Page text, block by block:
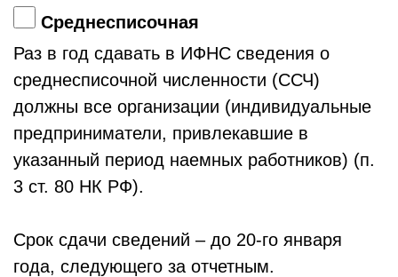
Среднесписочная
Раз в год сдавать в ИФНС сведения о
среднесписочной численности (ССЧ)
должны все организации (индивидуальные
предприниматели, привлекавшие в
указанный период наемных работников) (п.
3 ст. 80 НК РФ).
Срок сдачи сведений – до 20-го января
года, следующего за отчетным.